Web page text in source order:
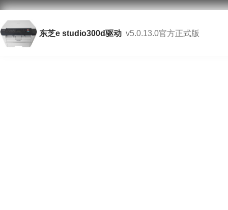
东芝e studio300d驱动 v5.0.13.0官方正式版